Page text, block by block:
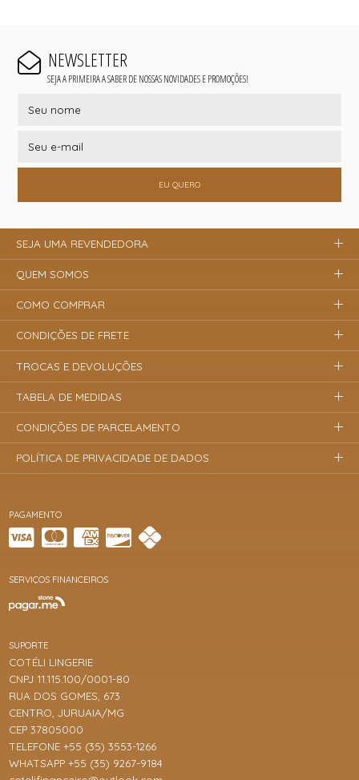
NEWSLETTER
SEJA A PRIMEIRA A SABER DE NOSSAS NOVIDADES E PROMOÇÕES!
EU QUERO
PAGAMENTO
SERVIÇOS FINANCEIROS
SUPORTE
COTÉLI LINGERIE
CNPJ 11.115.100/0001-80
RUA DOS GOMES, 673
CENTRO, JURUAIA/MG
CEP 37805000
TELEFONE +55 (35) 3553-1266
WHATSAPP +55 (35) 9267-9184
SEJA UMA REVENDEDORA
QUEM SOMOS
COMO COMPRAR
CONDIÇÕES DE FRETE
TROCAS E DEVOLUÇÕES
TABELA DE MEDIDAS
CONDIÇÕES DE PARCELAMENTO
POLÍTICA DE PRIVACIDADE DE DADOS